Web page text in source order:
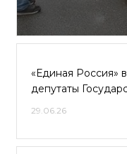
«Единая Россия»
депутаты
29.06.26